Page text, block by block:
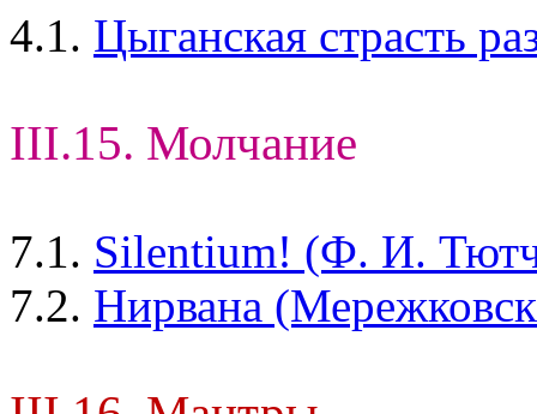
4.1. Цыганская страсть
III.15. Молчание
7.1. Silentium! (Ф. И.
7.2. Нирвана